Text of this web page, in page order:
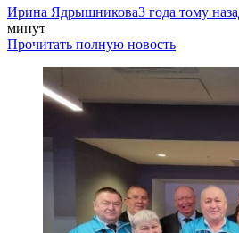
Ирина Ядрышникова3 года тому
минут
Прочитать полную новость